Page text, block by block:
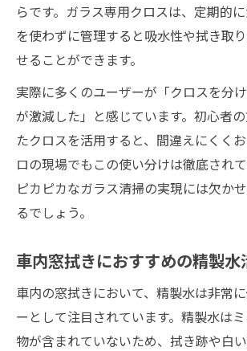
らです。ガラス専用クロスは、定期的
を使わずに管理すると吸水性や拭き取
せることができます。
実際に多くのユーザーが「クロスを分
が激減した」と感じています。初心者
たクロスを活用すると、間違えにくく
ロの現場でもこの使い分けは徹底され
ピカピカなガラス清掃の実現には欠か
るでしょう。
車内窓拭きにおすすめの精製水
車内の窓拭きにおいて、精製水は非常
ーとして注目されています。精製水は
物が含まれていないため、拭き跡や白